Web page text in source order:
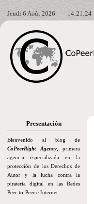
Jeudi 6 Août 2026 14:21:26
Presentación
Bienvenido al blog de
CoPeerRight Agency , primera
agencia especializada en la
protección de los Derechos de
Autor y la lucha contra la
piratería digital en las Redes
Peer-to-Peer e Internet.